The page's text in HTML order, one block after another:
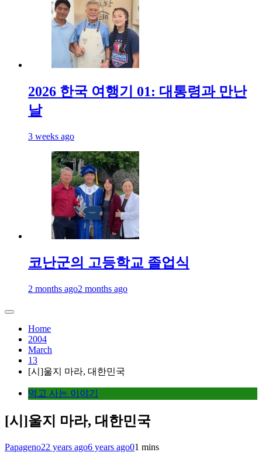
2026 한국 여행기 01: 대통령과 만난
날
3 weeks ago
코난군의 고등학교 졸업식
2 months ago2 months ago
Home
2004
March
13
[시]울지 마라, 대한민국
먹고 사는 이야기
[시]울지 마라, 대한민국
Papageno22 years ago6 years ago01 mins